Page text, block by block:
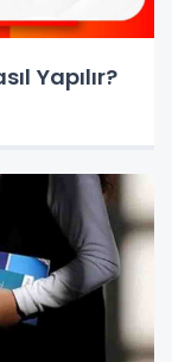
Yapılır?